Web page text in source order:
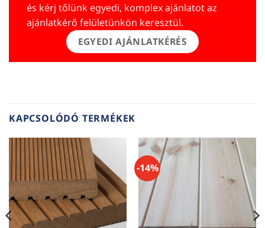
és kérj tőlünk egyedi, komplex ajánlatot az
ajánlatkérő felületünkön keresztül.
EGYEDI AJÁNLATKÉRÉS
KAPCSOLÓDÓ TERMÉKEK
-14%